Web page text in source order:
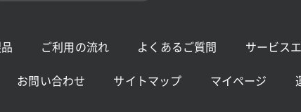
ご利用の流れ よくあるご質問 サービス
お問い合わせ サイトマップ マイページ